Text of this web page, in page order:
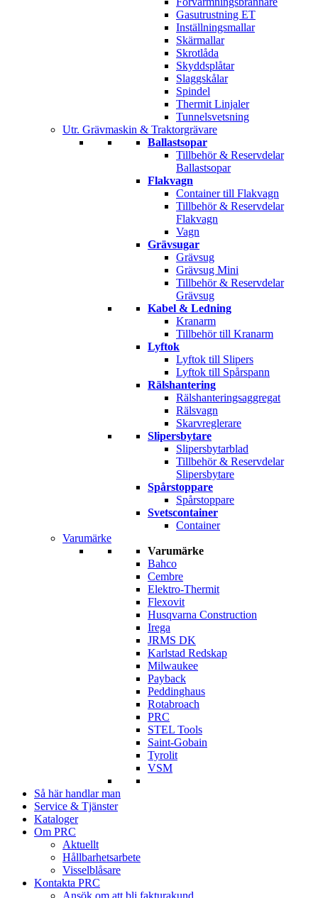
Gasutrustning ET
Inställningsmallar
Skärmallar
Skrotlåda
Skyddsplåtar
Slaggskålar
Spindel
Thermit Linjaler
Tunnelsvetsning
Utr. Grävmaskin & Traktorgrävare
Ballastsopar
Tillbehör & Reservdelar
Ballastsopar
Flakvagn
Container till Flakvagn
Tillbehör & Reservdelar
Flakvagn
Vagn
Grävsugar
Grävsug
Grävsug Mini
Tillbehör & Reservdelar
Grävsug
Kabel & Ledning
Kranarm
Tillbehör till Kranarm
Lyftok
Lyftok till Slipers
Lyftok till Spårspann
Rälshantering
Rälshanteringsaggregat
Rälsvagn
Skarvreglerare
Slipersbytare
Slipersbytarblad
Tillbehör & Reservdelar
Slipersbytare
Spårstoppare
Spårstoppare
Svetscontainer
Container
Varumärke
Varumärke
Bahco
Cembre
Elektro-Thermit
Flexovit
Husqvarna Construction
Irega
JRMS DK
Karlstad Redskap
Milwaukee
Payback
Peddinghaus
Rotabroach
PRC
STEL Tools
Saint-Gobain
Tyrolit
VSM
Så här handlar man
Service & Tjänster
Kataloger
Om PRC
Aktuellt
Hållbarhetsarbete
Visselblåsare
Kontakta PRC
Ansök om att bli fakturakund